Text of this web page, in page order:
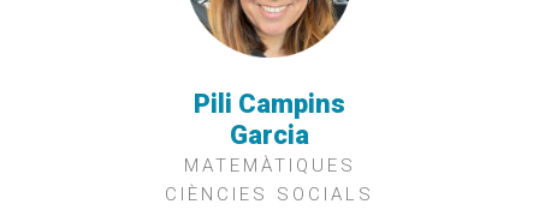
Pili Campins
Garcia
MATEMÀTIQUES
CIÈNCIES SOCIALS